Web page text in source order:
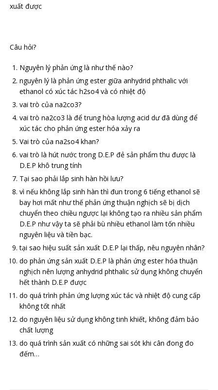
xuất được
Câu hỏi?
Nguyên lý phản ứng là như thế nào?
nguyên lý là phản ứng ester giữa anhydrid phthalic với
ethanol có xúc tác h2so4 và có nhiệt độ
vai trò của na2co3?
vai trò na2co3 là để trung hòa lượng acid dư đã dùng để
xúc tác cho phản ứng ester hóa xảy ra
Vai trò của na2so4 khan?
vai trò là hút nước trong D.E.P đẻ sản phẩm thu được là
D.E.P khô trung tính
Tại sao phải lắp sinh hàn hồi lưu?
vì nếu không lắp sinh hàn thì đun trong 6 tiếng ethanol sẽ
bay hơi mất như thế phản ứng thuận nghịch sẽ bị dịch
chuyển theo chiều ngược lại không tạo ra nhiều sản phẩm
D.E.P như vậy ta sẽ phải bù nhiều ethanol làm tốn nhiều
nguyên liệu và tiền bạc.
tại sao hiệu suất sản xuất D.E.P lại thấp, nêu nguyên nhân?
do phản ứng sản xuất D.E.P là phản ứng ester hóa thuận
nghịch nên lượng anhydrid phthalic sử dụng không chuyển
hết thành D.E.P được
do quá trình phản ứng lượng xúc tác và nhiệt độ cung cấp
không tốt nhất
do nguyên liệu sử dụng không tinh khiết, không đảm bảo
chất lượng
do quá trình sản xuất có những sai sót khi cân đong đo
đếm…